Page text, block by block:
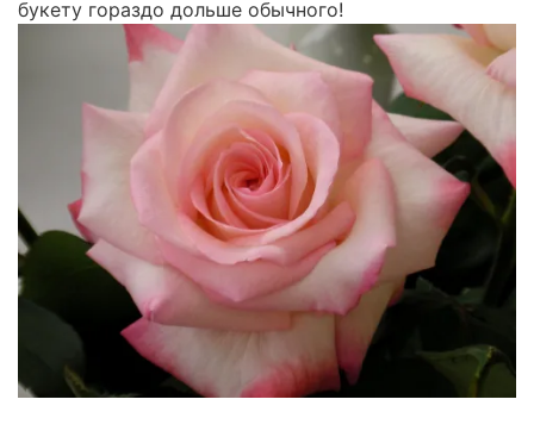
букету гораздо дольше обычного!